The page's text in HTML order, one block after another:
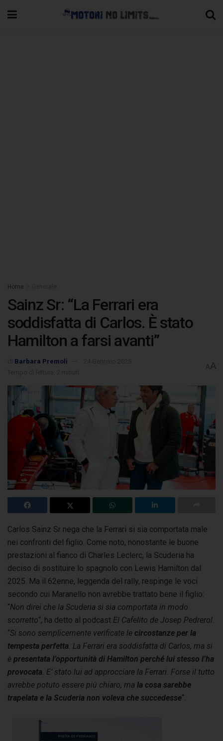
Home
Sainz Sr: “La Ferrari era
soddisfatta di Carlos. È stato
Hamilton a farsi avanti”
Barbara Premoli
AA
Carlos Sainz Sr nega che la Ferrari si sia comportata male
nei confronti del figlio. Come noto, nonostante le buone
prestazioni al fianco di Charles Leclerc, la Scuderia ha
deciso di sostituire lo spagnolo con Lewis Hamilton dal
2025. Ma il 62enne, leggenda del rally, respinge le voci
secondo cui Maranello non avrebbe trattato bene il figlio:
“Non direi che la Scuderia si sia comportata in modo
scorretto“, ha detto al podcast El Cafelito de Josep Pedrerol
“Si sono semplicemente verificate le circostanze per la
tempesta perfetta . La Ferrari era soddisfatta di Carlos, ma si
è presentata l’opportunità di Hamilton perché lui stesso l’ha
provocata . E’ stato lui ad approcciare la Ferrari. Forse il tutto
avrebbe potuto essere più chiaro, ma la cosa sarebbe
trapelata e la Scuderia non voleva che succedesse“.